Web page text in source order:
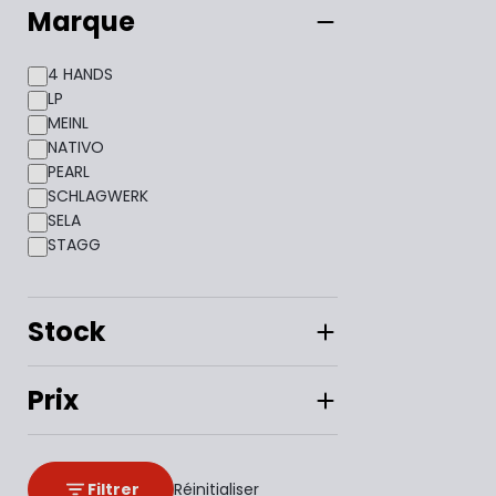
Marque
4 HANDS
LP
MEINL
NATIVO
PEARL
SCHLAGWERK
SELA
STAGG
Stock
Prix
Filtrer Réinitialiser